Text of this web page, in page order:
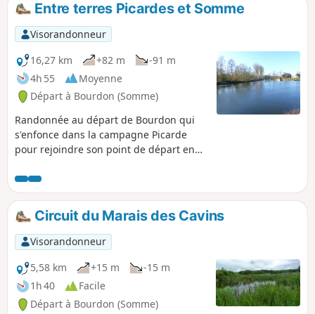
Entre terres Picardes et Somme
Visorandonneur
16,27 km
+82 m
-91 m
4h 55
Moyenne
Départ à Bourdon (Somme)
Randonnée au départ de Bourdon qui
s'enfonce dans la campagne Picarde
pour rejoindre son point de départ en
Circuit du Marais des Cavins
Visorandonneur
5,58 km
+15 m
-15 m
1h 40
Facile
Départ à Bourdon (Somme)